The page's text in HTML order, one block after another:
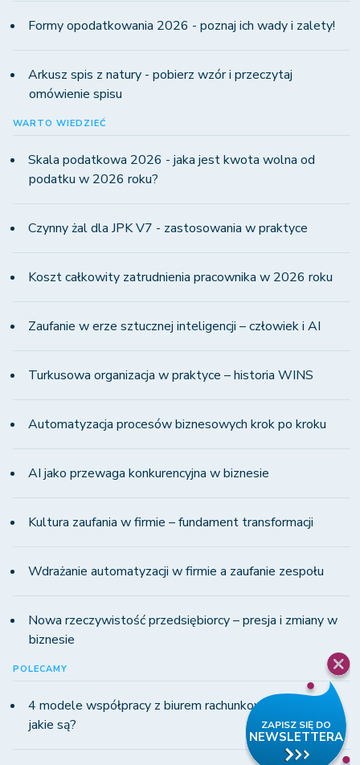
Formy opodatkowania 2026 - poznaj ich wady i zalety!
Arkusz spis z natury - pobierz wzór i przeczytaj
omówienie spisu
WARTO WIEDZIEĆ
Skala podatkowa 2026 - jaka jest kwota wolna od
podatku w 2026 roku?
Czynny żal dla JPK V7 - zastosowania w praktyce
Koszt całkowity zatrudnienia pracownika w 2026 roku
Zaufanie w erze sztucznej inteligencji – człowiek i AI
Turkusowa organizacja w praktyce – historia WINS
Automatyzacja procesów biznesowych krok po kroku
AI jako przewaga konkurencyjna w biznesie
Kultura zaufania w firmie – fundament transformacji
Wdrażanie automatyzacji w firmie a zaufanie zespołu
Nowa rzeczywistość przedsiębiorcy – presja i zmiany w
biznesie
POLECAMY
4 modele współpracy z biurem rachunkowym w KSeF -
jakie są?